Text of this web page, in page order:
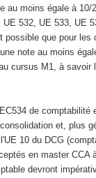
au moins égale à 10/
532, UE 533, UE
possible que pour les
note au moins
cursus M1, à savoir
de comptabilité
et, plus
10 du DCG
en master CCA
devront